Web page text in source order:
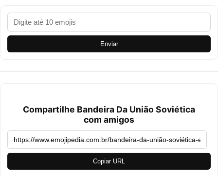
Enviar
Compartilhe Bandeira Da União Soviética
com amigos
Copiar URL